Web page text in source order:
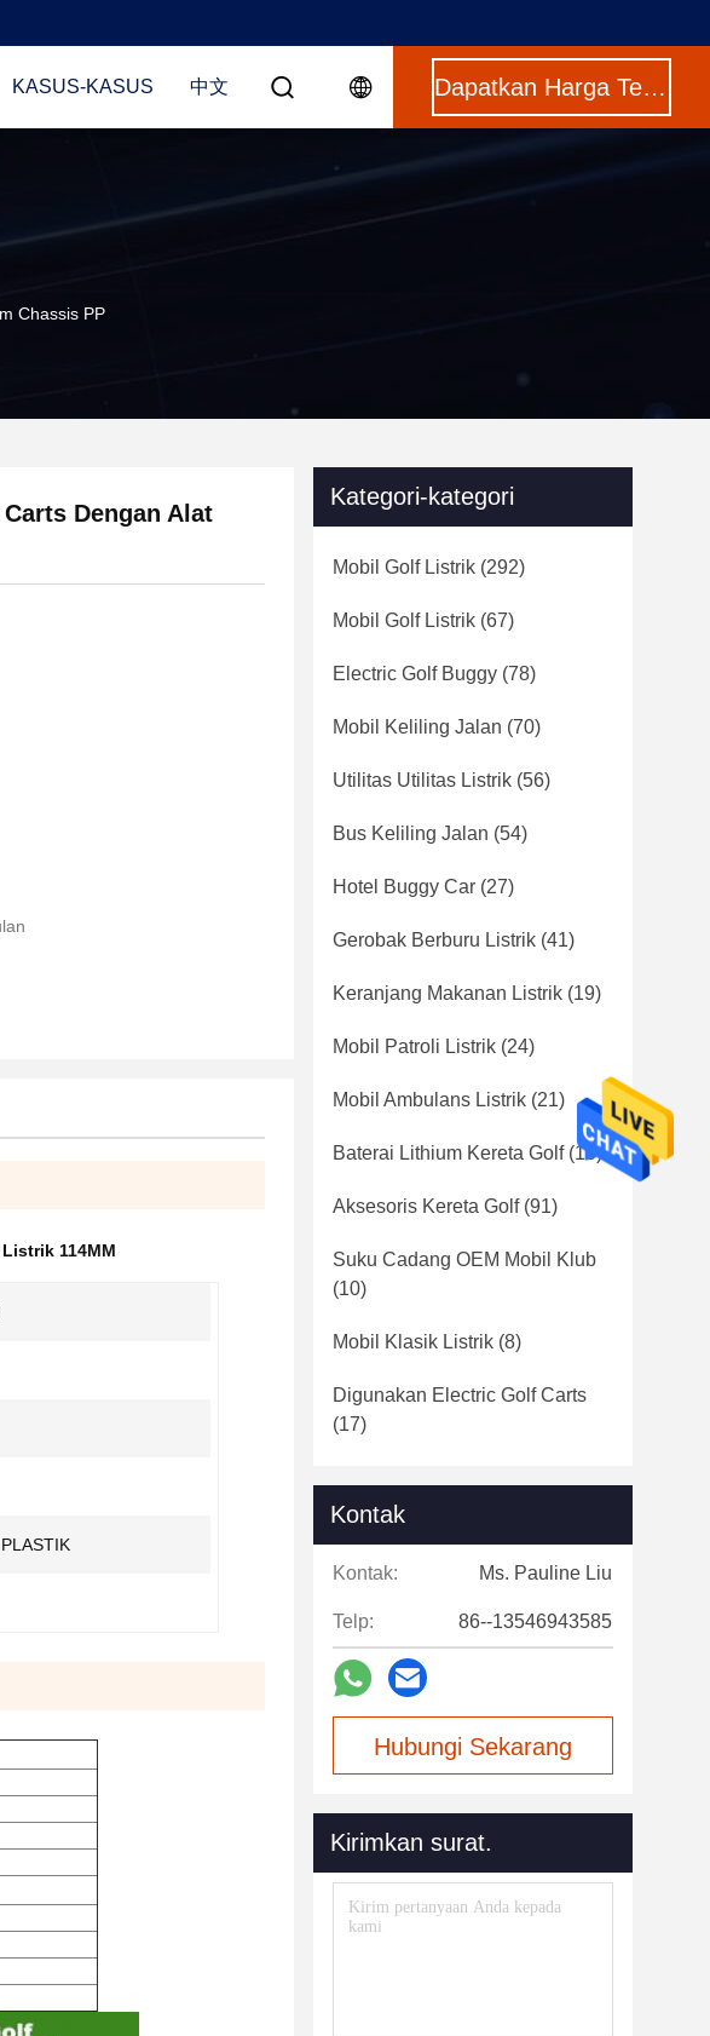
KASUS-KASUS 中文 Dapatkan Harga Terbaik
Chassis PP
Dengan Alat
114MM
Kategori-kategori
Mobil Golf Listrik (292)
Mobil Golf Listrik (67)
Electric Golf Buggy (78)
Mobil Keliling Jalan (70)
Utilitas Utilitas Listrik (56)
Bus Keliling Jalan (54)
Hotel Buggy Car (27)
Gerobak Berburu Listrik (41)
Keranjang Makanan Listrik (19)
Mobil Patroli Listrik (24)
Mobil Ambulans Listrik (21)
Baterai Lithium Kereta Golf(16)
Aksesoris Kereta Golf(91)
Suku Cadang OEM Mobil Klub
(10)
Mobil Klasik Listrik (8)
Digunakan Electric Golf Carts
(17)
Kontak
Kontak: Ms. Pauline Liu
Telp: 86--13546943585
Hubungi Sekarang
Kirimkan surat.